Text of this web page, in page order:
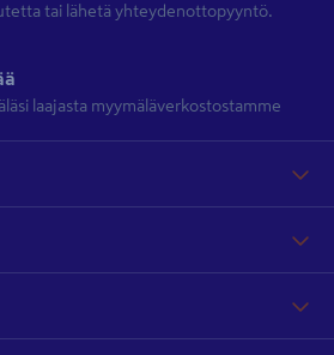
tai lähetä yhteydenottopyyntö.
laajasta myymäläverkostostamme